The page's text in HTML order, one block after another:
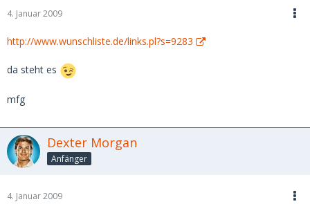
4. Januar 2009
http://www.wunschliste.de/links.pl?s=9283
da steht es
mfg
Dexter Morgan
Anfänger
4. Januar 2009